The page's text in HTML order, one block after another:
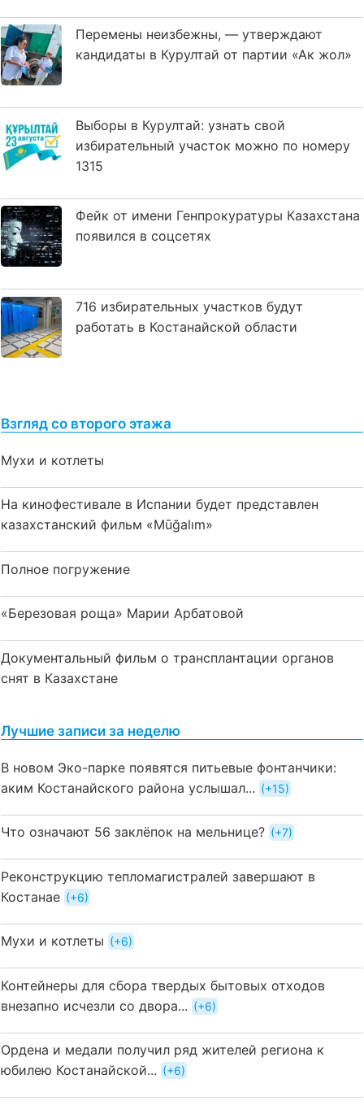
Перемены неизбежны, — утверждают
кандидаты в Курултай от партии «Ак жол»
Выборы в Курултай: узнать свой
избирательный участок можно по номеру
1315
Фейк от имени Генпрокуратуры Казахстана
появился в соцсетях
716 избирательных участков будут
работать в Костанайской области
Взгляд со второго этажа
Мухи и котлеты
На кинофестивале в Испании будет представлен
казахстанский фильм «Mūğalım»
Полное погружение
«Березовая роща» Марии Арбатовой
Документальный фильм о трансплантации органов
снят в Казахстане
Лучшие записи за неделю
В новом Эко-парке появятся питьевые фонтанчики:
аким Костанайского района услышал...
+15
Что означают 56 заклёпок на мельнице? +7
Реконструкцию тепломагистралей завершают в
Костанае
+6
Мухи и котлеты +6
Контейнеры для сбора твердых бытовых отходов
внезапно исчезли со двора...
+6
Ордена и медали получил ряд жителей региона к
юбилею Костанайской...
+6